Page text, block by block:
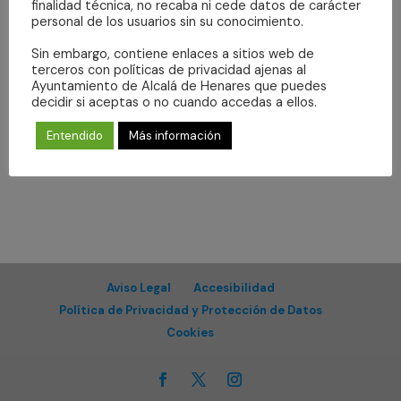
vistas
Suscribirse al calendario
Aviso Legal
Accesibilidad
Política de Privacidad y Protección de Datos
Cookies
finalidad técnica, no recaba ni cede datos de carácter
personal de los usuarios sin su conocimiento.
Sin embargo, contiene enlaces a sitios web de
terceros con políticas de privacidad ajenas al
Ayuntamiento de Alcalá de Henares que puedes
decidir si aceptas o no cuando accedas a ellos.
Entendido Más información